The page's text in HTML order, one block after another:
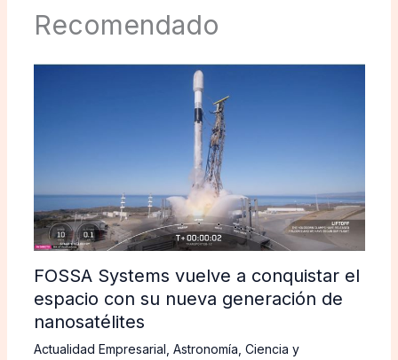
Recomendado
FOSSA Systems vuelve a conquistar el
espacio con su nueva generación de
nanosatélites
Actualidad Empresarial Astronomía Ciencia y